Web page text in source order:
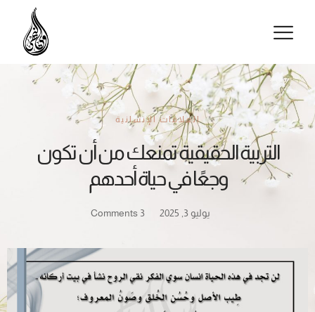
‎العلاقات الإنسانية
التربية الحقيقية تمنعك من أن تكون
وجعًا في حياة أحدهم
يوليو 3, 2025 3 Comments